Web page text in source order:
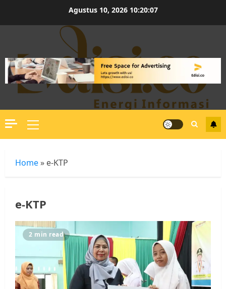
Agustus 10, 2026 10:20:07
Primary
Menu
Home » e-KTP
e-KTP
2 min read
3
Pemerintah dan Masyarakat di
Lingkungan RT/RW
AGUSTUS 1, 2026 0